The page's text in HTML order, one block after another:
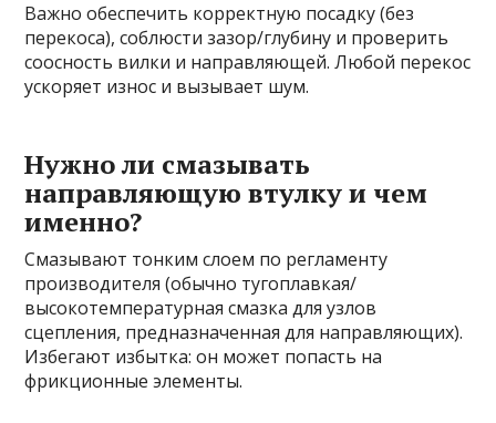
Важно обеспечить корректную посадку (без
перекоса), соблюсти зазор/глубину и проверить
соосность вилки и направляющей. Любой перекос
ускоряет износ и вызывает шум.
Нужно ли смазывать
направляющую втулку и чем
именно?
Смазывают тонким слоем по регламенту
производителя (обычно тугоплавкая/
высокотемпературная смазка для узлов
сцепления, предназначенная для направляющих).
Избегают избытка: он может попасть на
фрикционные элементы.